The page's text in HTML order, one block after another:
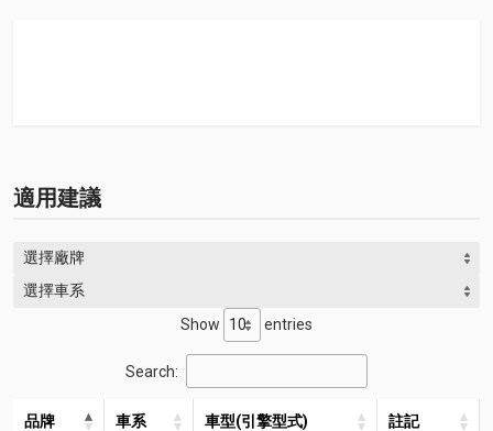
適用建議
選擇廠牌
選擇車系
Show
entries
Search:
品牌 車系 車型(引擎型式) 註記